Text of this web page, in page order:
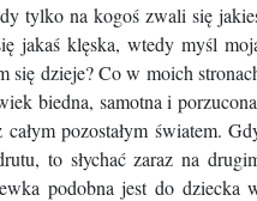
tylko na kogoś zwali się
jakaś klęska, wtedy myśl
się dzieje? Co w moich
biedna, samotna i
pozostałym światem.
to słychać zaraz na
podobna jest do dziecka